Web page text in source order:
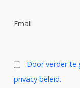
Email
Door verder te
privacy beleid.